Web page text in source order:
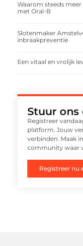
Waarom steeds
met Oral-B
Slotenmaker
inbraakpreventie
Een vitaal en vrolijk
Stuur
Registreer
platform. Jouw
verbinden. Maak
community waar
Registreer nu